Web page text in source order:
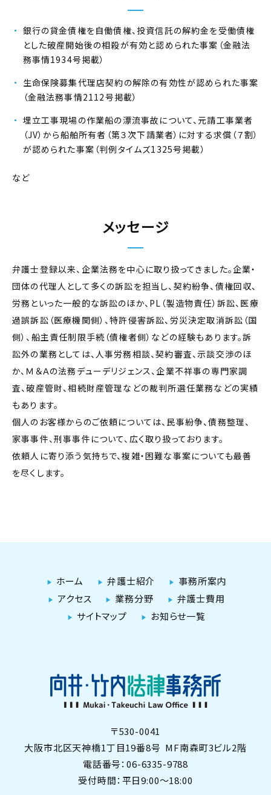
銀行の貸金債権を自働債権、投資信託の解約金を受働債権
とした破産開始後の相殺が有効と認められた事案（金融法
務事情1934号掲載）
生命保険募集代理店契約の解除の有効性が認められた事案
（金融法務事情2112号掲載）
埋立工事現場の作業船の漂流事故について、元請工事業者
（JV）から船舶所有者（第３次下請業者）に対する求償（７割）
が認められた事案（判例タイムズ1325号掲載）
など
メッセージ
弁護士登録以来、企業法務を中心に取り扱ってきました。企業・
団体の代理人として多くの訴訟を担当し、契約紛争、債権回収、
労務といった一般的な訴訟のほか、PL（製造物責任）訴訟、医療
過誤訴訟（医療機関側）、特許侵害訴訟、労災決定取消訴訟（国
側）、船主責任制限手続（債権者側）などの経験もあります。訴
訟外の業務としては、人事労務相談、契約審査、示談交渉のほ
か、Ｍ＆Ａの法務デューデリジェンス、企業不祥事の専門家調
査、破産管財、相続財産管理などの裁判所選任業務などの実績
もあります。
個人のお客様からのご依頼については、民事紛争、債務整理、
家事事件、刑事事件について、広く取り扱っております。
依頼人に寄り添う気持ちで、複雑・困難な事案についても最善
を尽くします。
ホーム 弁護士紹介
事務所案内
アクセス
業務分野
弁護士費用
サイトマップ
お知らせ一覧
〒530-0041
大阪市北区天神橋1丁目19番8号 MF南森町3ビル2階
電話番号：06-6335-9788
受付時間：平日9:00〜18:00